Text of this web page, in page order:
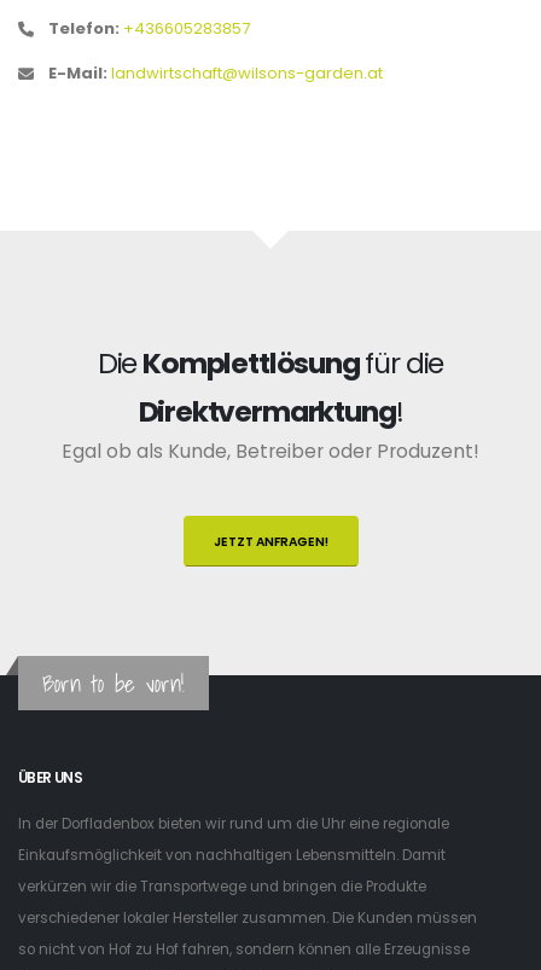
Telefon: +436605283857
E-Mail: landwirtschaft@wilsons-garden.at
DieKomplettlösungfür die
Direktvermarktung!
Egal ob als Kunde, Betreiber oder Produzent!
JETZT ANFRAGEN!
Born to be vorn!
ÜBER UNS
In der Dorfladenbox bieten wir rund um die Uhr eine regionale
Einkaufsmöglichkeit von nachhaltigen Lebensmitteln. Damit
verkürzen wir die Transportwege und bringen die Produkte
verschiedener lokaler Hersteller zusammen. Die Kunden müssen
so nicht von Hof zu Hof fahren, sondern können alle Erzeugnisse